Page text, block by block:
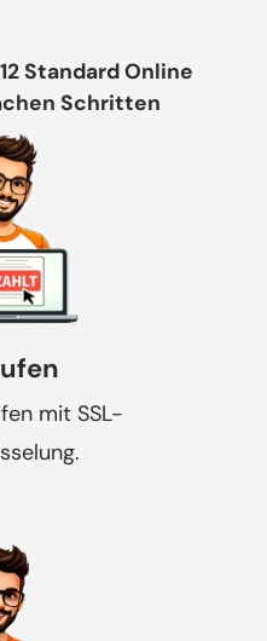
Standard Online
Schritten
mit SSL-